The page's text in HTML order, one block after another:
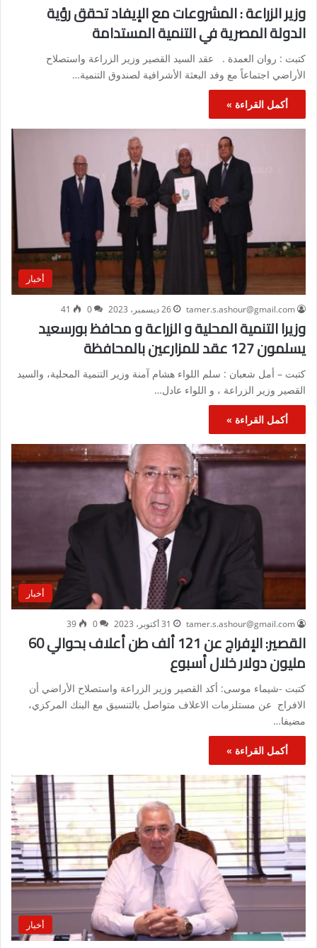
وزير الزراعة : المشروعات مع الإيفاد تحقق رؤية
الدولة المصرية في التنمية المستدامة
كتبت : روان العمدة . عقد السيد القصير وزير الزراعة واستصلاح
الأراضي اجتماعاً مع وفد البعثة الأشرافية لصندوق التنمية…
أكمل القراءة »
أخبار
tamer.s.ashour@gmail.com 26 ديسمبر، 2023 0
41
وزيرا التنمية المحلية و الزراعة و محافظ بورسعيد
يسلمون 127 عقد للمزارعين بالمحافظة
كتبت – أمل شعبان : سلم اللواء هشام آمنة وزير التنمية المحلية، والسيد
القصير وزير الزراعة ، و اللواء عادل…
أكمل القراءة »
أخبار
tamer.s.ashour@gmail.com 31 أكتوبر، 2023 0
39
القصير: الإفراج عن 121 ألف طن أعلاف بحوالي 60
مليون دولار خلال أسبوع
كتبت -شيماء موسى: أكد القصير وزير الزراعة واستصلاح الأراضي أن
الافراج عن مستلزمات الاعلاف متواصل بالتنسيق مع البنك المركزي،
مضيفا…
أكمل القراءة »
أخبار